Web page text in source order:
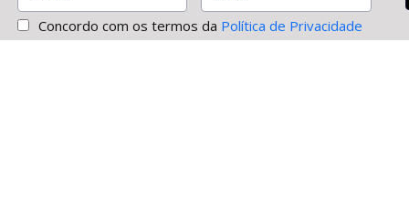
Concordo com os termos da Política de Privacidade